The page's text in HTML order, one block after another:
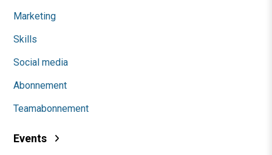
Marketing
Skills
Social media
Abonnement
Teamabonnement
Events